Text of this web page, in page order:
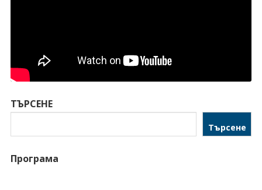
ТЪРСЕНЕ
Търсене
Програма